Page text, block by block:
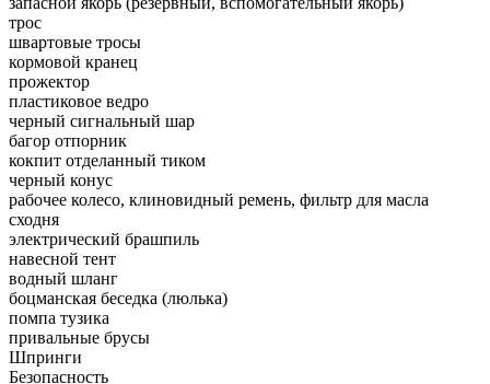
трос
швартовые тросы
кормовой кранец
прожектор
пластиковое ведро
черный сигнальный шар
багор отпорник
кокпит отделанный тиком
черный конус
рабочее колесо, клиновидный ремень, фильтр для масла
сходня
электрический брашпиль
навесной тент
водный шланг
боцманская беседка (люлька)
помпа тузика
привальные брусы
Шпринги
Безопасность